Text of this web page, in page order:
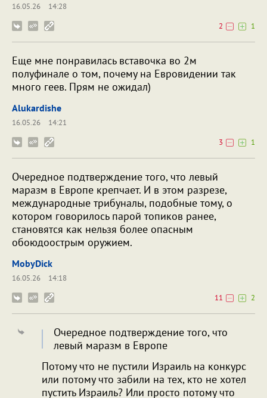
16.05.26
14:28
2
1
Еще мне понравилась вставочка во 2м
полуфинале о том, почему на Евровидении так
много геев. Прям не ожидал)
Alukardishe
16.05.26
14:21
3
1
Очередное подтверждение того, что левый
маразм в Европе крепчает. И в этом разрезе,
международные трибуналы, подобные тому, о
котором говорилось парой топиков ранее,
становятся как нельзя более опасным
обоюдоострым оружием.
MobyDick
16.05.26
14:18
11
2
Очередное подтверждение того, что
левый маразм в Европе
Потому что не пустили Израиль на конкурс
или потому что забили на тех, кто не хотел
пустить Израиль? Или просто потому что